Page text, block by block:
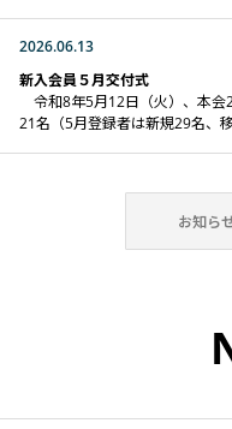
2026.06.13
新入会員５月交付式
令和8年5月12日（火）、本会
21名（5月登録者は新規29名、
お知ら